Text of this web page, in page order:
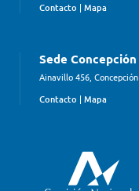
Contacto | Mapa
Sede Concepción
Ainavillo 456, Concepción
Contacto | Mapa